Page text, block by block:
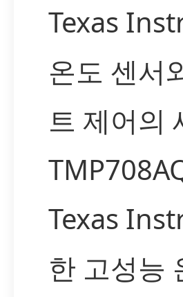
Texas
온도 센서
트 제어의
Texas
한 고성능